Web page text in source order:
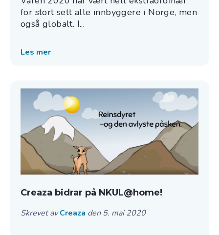
for stort sett alle innbyggere i Norge, men
også globalt. I...
Les mer
Creaza bidrar på NKUL@home!
Skrevet avCreaza den 5. mai 2020